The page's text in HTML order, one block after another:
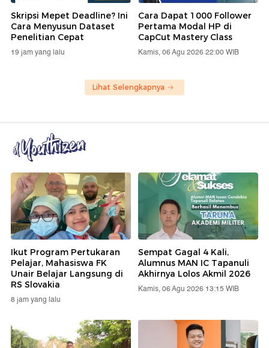
Skripsi Mepet Deadline? Ini
Cara Menyusun Dataset
Penelitian Cepat
19 jam yang lalu
Cara Dapat 1000 Follower
Pertama Modal HP di
CapCut Mastery Class
Kamis, 06 Agu 2026 22:00 WIB
Lihat Selengkapnya
Ikut Program Pertukaran
Pelajar, Mahasiswa FK
Unair Belajar Langsung di
RS Slovakia
8 jam yang lalu
Sempat Gagal 4 Kali,
Alumnus MAN IC Tapanuli
Akhirnya Lolos Akmil 2026
Kamis, 06 Agu 2026 13:15 WIB